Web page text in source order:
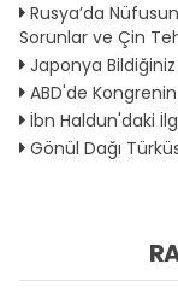
Rusya’da
Sorunlar ve Çin
Japonya
ABD'de Kongrenin
İbn Haldun'daki
Gönül Dağı